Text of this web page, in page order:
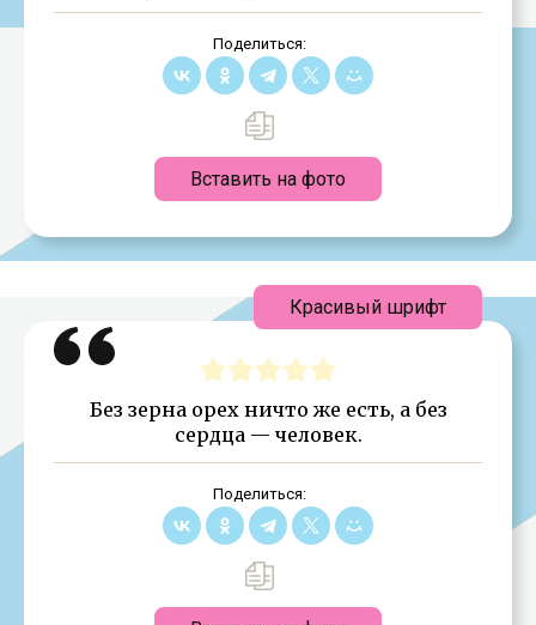
Поделиться:
Вставить на фото
Без зерна орех ничто же есть, а без
сердца — человек.
Поделиться:
Красивый шрифт